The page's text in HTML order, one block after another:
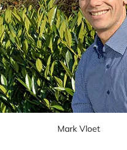
Mark Vloet